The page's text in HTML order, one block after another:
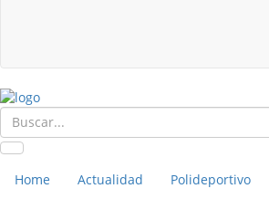
Home Actualidad Polideportivo